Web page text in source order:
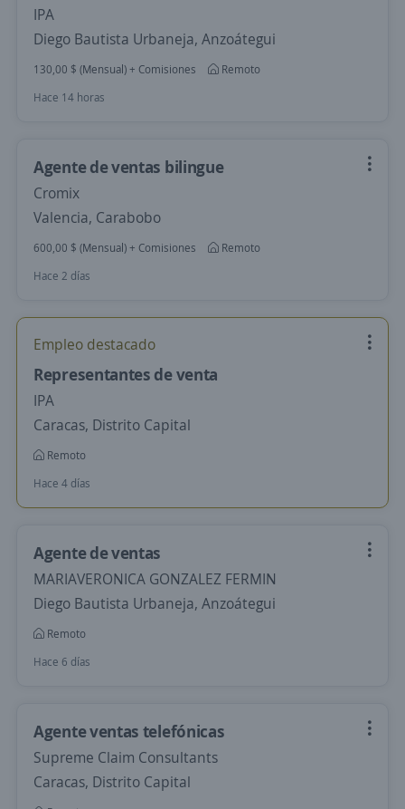
IPA
Diego Bautista Urbaneja, Anzoátegui
130,00 $ (Mensual) + Comisiones
Remoto
Hace 14 horas
Agente de ventas bilingue
Cromix
Valencia, Carabobo
600,00 $ (Mensual) + Comisiones
Remoto
Hace 2 días
Empleo destacado
Representantes de venta
IPA
Caracas, Distrito Capital
Remoto
Hace 4 días
Agente de ventas
MARIAVERONICA GONZALEZ FERMIN
Diego Bautista Urbaneja, Anzoátegui
Remoto
Hace 6 días
Agente ventas telefónicas
Supreme Claim Consultants
Caracas, Distrito Capital